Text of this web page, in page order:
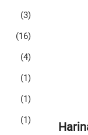
(3)
(16)
(4)
(1)
(1)
(1)